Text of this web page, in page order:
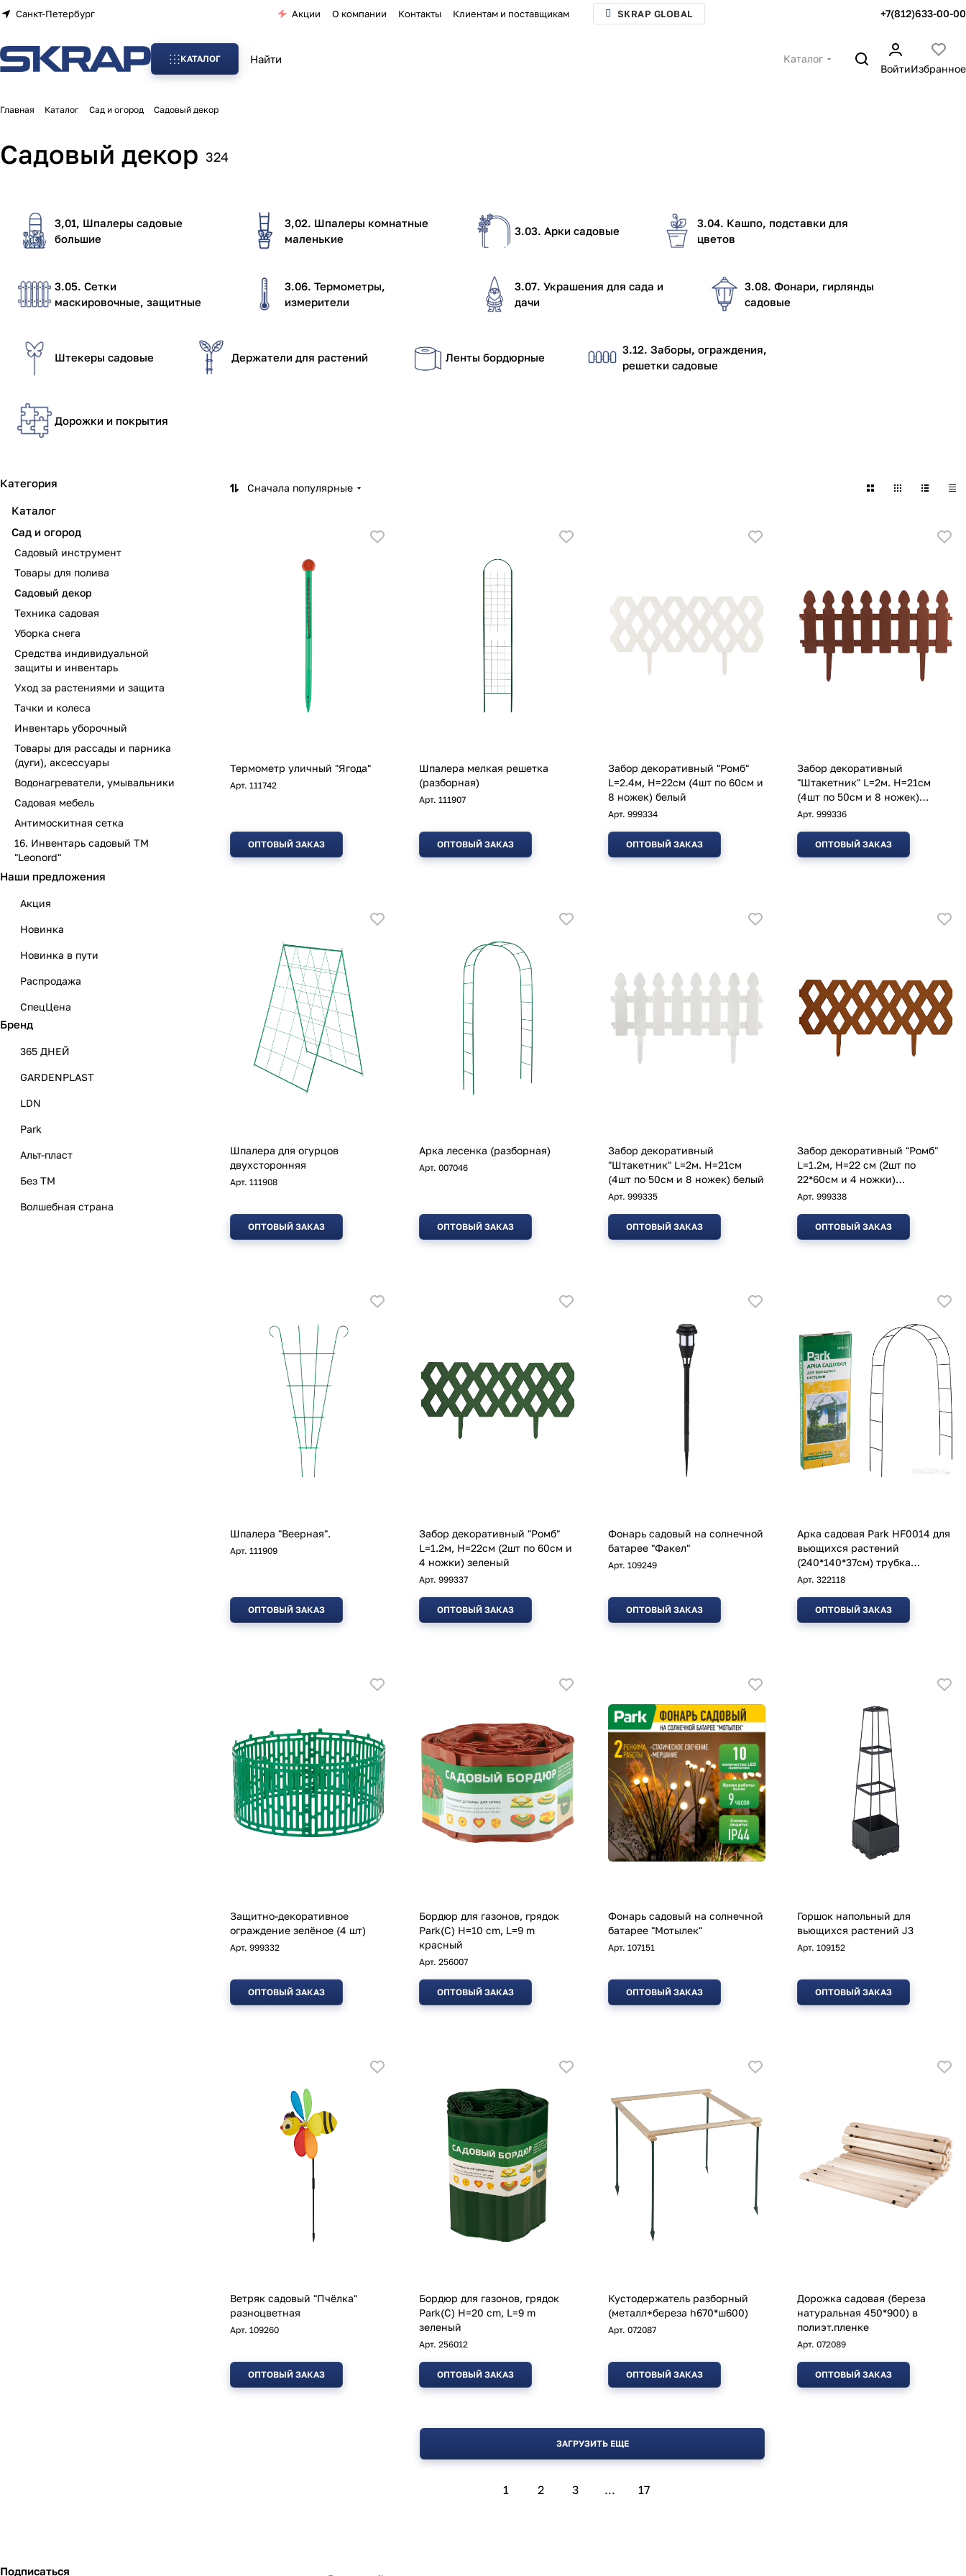
Санкт-Петербург Акции О компании Контакты Клиентам и поставщикам SKRAP GLOBAL +7(812)633-00-00
КАТАЛОГ
Каталог
ВойтиИзбранное
Главная Каталог Сад и огород Садовый декор
Садовый декор 324
3,01, Шпалеры садовые
большие
3,02. Шпалеры комнатные
маленькие
3.03. Арки садовые
3.04. Кашпо, подставки для
цветов
3.05. Сетки
маскировочные, защитные
3.06. Термометры,
измерители
3.07. Украшения для сада и
дачи
3.08. Фонари, гирлянды
садовые
Штекеры садовые Держатели для растений Ленты бордюрные
3.12. Заборы, ограждения,
решетки садовые
Дорожки и покрытия
Сначала популярные
Термометр уличный "Ягода"
Арт. 111742
ОПТОВЫЙ ЗАКАЗ
Шпалера мелкая решетка
(разборная)
Арт. 111907
ОПТОВЫЙ ЗАКАЗ
Забор декоративный "Ромб"
L=2.4м, H=22см (4шт по 60см и
8 ножек) белый
Арт. 999334
ОПТОВЫЙ ЗАКАЗ
Забор декоративный
"Штакетник" L=2м. H=21см
(4шт по 50см и 8 ножек)
коричневый
Арт. 999336
ОПТОВЫЙ ЗАКАЗ
Шпалера для огурцов
двухсторонняя
Арт. 111908
ОПТОВЫЙ ЗАКАЗ
Арка лесенка (разборная)
Арт. 007046
ОПТОВЫЙ ЗАКАЗ
Забор декоративный
"Штакетник" L=2м. H=21см
(4шт по 50см и 8 ножек) белый
Арт. 999335
ОПТОВЫЙ ЗАКАЗ
Забор декоративный "Ромб"
L=1.2м, H=22 см (2шт по
22*60см и 4 ножки)
коричневый
Арт. 999338
ОПТОВЫЙ ЗАКАЗ
Шпалера "Веерная".
Арт. 111909
ОПТОВЫЙ ЗАКАЗ
Забор декоративный "Ромб"
L=1.2м, H=22см (2шт по 60см и
4 ножки) зеленый
Арт. 999337
ОПТОВЫЙ ЗАКАЗ
Фонарь садовый на солнечной
батарее "Факел"
Арт. 109249
ОПТОВЫЙ ЗАКАЗ
Арка садовая Park HF0014 для
вьющихся растений
(240*140*37см) трубка
13*0,35мм
Арт. 322118
ОПТОВЫЙ ЗАКАЗ
Защитно-декоративное
ограждение зелёное (4 шт)
Арт. 999332
ОПТОВЫЙ ЗАКАЗ
Бордюр для газонов, грядок
Park(С) H=10 cm, L=9 m
красный
Арт. 256007
ОПТОВЫЙ ЗАКАЗ
Фонарь садовый на солнечной
батарее "Мотылек"
Арт. 107151
ОПТОВЫЙ ЗАКАЗ
Горшок напольный для
вьющихся растений J3
Арт. 109152
ОПТОВЫЙ ЗАКАЗ
Ветряк садовый "Пчёлка"
разноцветная
Арт. 109260
ОПТОВЫЙ ЗАКАЗ
Бордюр для газонов, грядок
Park(С) H=20 cm, L=9 m
зеленый
Арт. 256012
ОПТОВЫЙ ЗАКАЗ
Кустодержатель разборный
(металл+береза h670*ш600)
Арт. 072087
ОПТОВЫЙ ЗАКАЗ
Дорожка садовая (береза
натуральная 450*900) в
полиэт.пленке
Арт. 072089
ОПТОВЫЙ ЗАКАЗ
ЗАГРУЗИТЬ ЕЩЕ
1 2 3 ... 17
Категория
Каталог
Сад и огород
Садовый инструмент
Товары для полива
Садовый декор
Техника садовая
Уборка снега
Средства индивидуальной
защиты и инвентарь
Уход за растениями и защита
Тачки и колеса
Инвентарь уборочный
Товары для рассады и парника
(дуги), аксессуары
Водонагреватели, умывальники
Садовая мебель
Антимоскитная сетка
16. Инвентарь садовый ТМ
"Leonord"
Наши предложения
Акция
Новинка
Новинка в пути
Распродажа
СпецЦена
Бренд
365 ДНЕЙ
GARDENPLAST
LDN
Park
Альт-пласт
Без ТМ
Волшебная страна
Подписаться